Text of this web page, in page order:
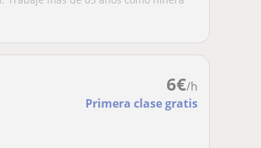
6€/h
Primera clase gratis